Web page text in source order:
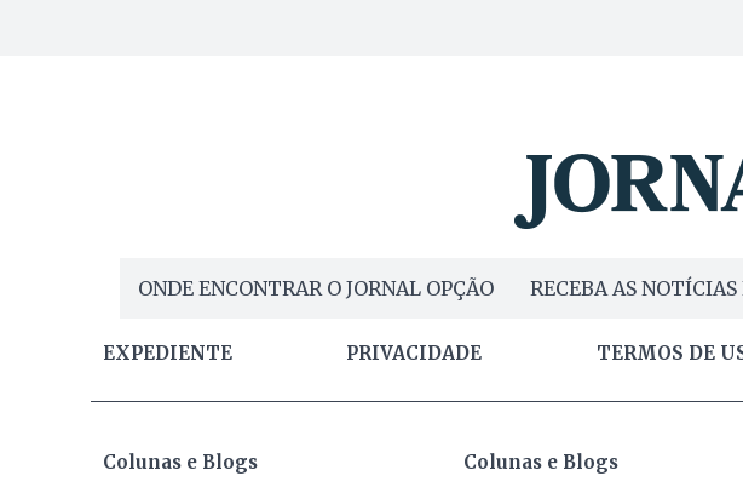
ONDE ENCONTRAR O JORNAL OPÇÃO RECEBA AS
EXPEDIENTE PRIVACIDADE TERMOS DE
Colunas e Blogs Colunas e Blogs